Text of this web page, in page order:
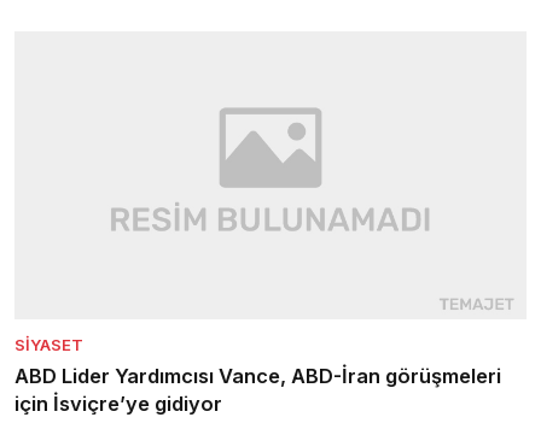
SIYASET
ABD Lider Yardımcısı Vance, ABD-İran görüşmeleri
için İsviçre’ye gidiyor